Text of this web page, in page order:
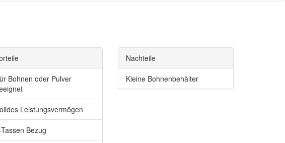
Bohnen oder Pulver
Leistungsvermögen
Bezug
Nachteile
Kleine Bohnenbehälter